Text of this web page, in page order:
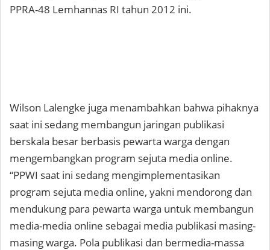
PPRA-48 Lemhannas RI tahun 2012 ini.
Wilson Lalengke juga menambahkan bahwa pihaknya
saat ini sedang membangun jaringan publikasi
berskala besar berbasis pewarta warga dengan
mengembangkan program sejuta media online.
“PPWI saat ini sedang mengimplementasikan
program sejuta media online, yakni mendorong dan
mendukung para pewarta warga untuk membangun
media-media online sebagai media publikasi masing-
masing warga. Pola publikasi dan bermedia-massa